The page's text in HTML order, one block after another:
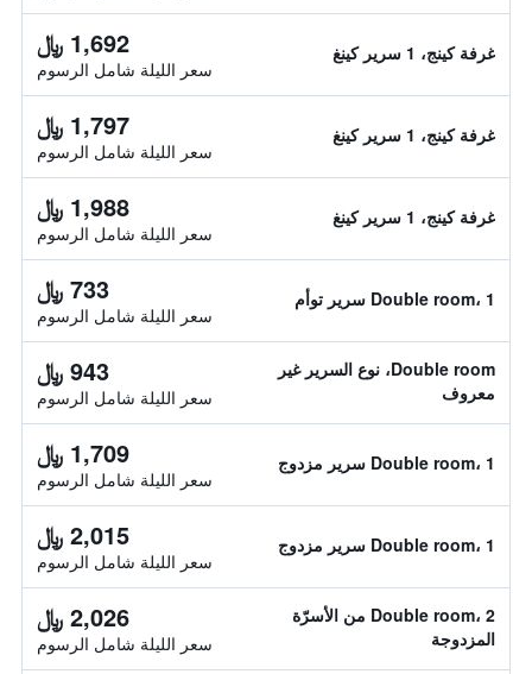
غرفة كينج، 1 سرير كينغ 1,692 ﷼
سعر الليلة شامل الرسوم
غرفة كينج، 1 سرير كينغ 1,797 ﷼
سعر الليلة شامل الرسوم
غرفة كينج، 1 سرير كينغ 1,988 ﷼
سعر الليلة شامل الرسوم
Double room، 1 سرير توأم 733 ﷼
سعر الليلة شامل الرسوم
Double room، نوع السرير غير
معروف
943 ﷼
سعر الليلة شامل الرسوم
Double room، 1 سرير مزدوج 1,709 ﷼
سعر الليلة شامل الرسوم
Double room، 1 سرير مزدوج 2,015 ﷼
سعر الليلة شامل الرسوم
Double room، 2 من الأسرّة
المزدوجة
2,026 ﷼
سعر الليلة شامل الرسوم